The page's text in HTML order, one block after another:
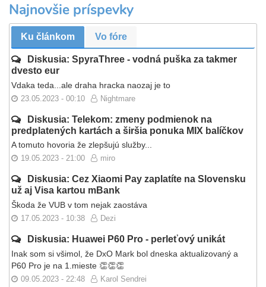
Najnovšie príspevky
Ku článkom Vo fóre
Diskusia: SpyraThree - vodná puška za takmer
dvesto eur
Vdaka teda...ale draha hracka naozaj je to
23.05.2023 - 00:10 Nightmare
Diskusia: Telekom: zmeny podmienok na
predplatených kartách a širšia ponuka MIX balíčkov
A tomuto hovoria že zlepšujú služby...
19.05.2023 - 21:00 miro
Diskusia: Cez Xiaomi Pay zaplatíte na Slovensku
už aj Visa kartou mBank
Škoda že VUB v tom nejak zaostáva
17.05.2023 - 10:38 Dezi
Diskusia: Huawei P60 Pro - perleťový unikát
Inak som si všimol, že DxO Mark bol dneska aktualizovaný a
P60 Pro je na 1.mieste 👏👏👏
09.05.2023 - 22:48 Karol Sendrei